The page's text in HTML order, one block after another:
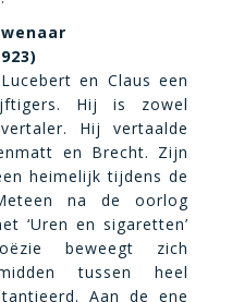
en Claus een
Hij is zowel
Hij vertaalde
en Brecht. Zijn
heimelijk tijdens de
na de oorlog
‘Uren en sigaretten’
beweegt zich
tussen heel
Aan de ene